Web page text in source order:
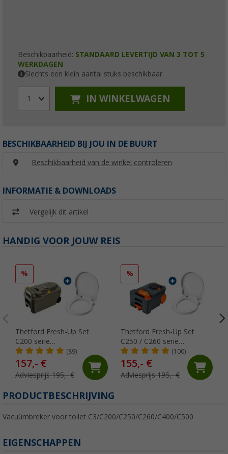
Beschikbaarheid: STANDAARD LEVERTIJD VAN 3 TOT 5
WERKDAGEN
Slechts een klein aantal stuks beschikbaar
1 IN WINKELWAGEN
BESCHIKBAARHEID BIJ JOU IN DE BUURT
Beschikbaarheid van de winkel controleren
INFORMATIE & DOWNLOADS
Vergelijk dit artikel
HANDIG VOOR JOUW REIS
%
Thetford Fresh-Up Set
C200 serie
toiletbehandelingsset 2
stuks
(89)
157,- €
Adviesprijs 195,- €
%
Thetford Fresh-Up Set
C250 / C260 serie
Toiletbehandelingsset 2
stuks
(100)
155,- €
Adviesprijs 195,- €
PRODUCTBESCHRIJVING
Vacuümbreker voor toilet C3/C200/C250/C260/C400/C500
EIGENSCHAPPEN